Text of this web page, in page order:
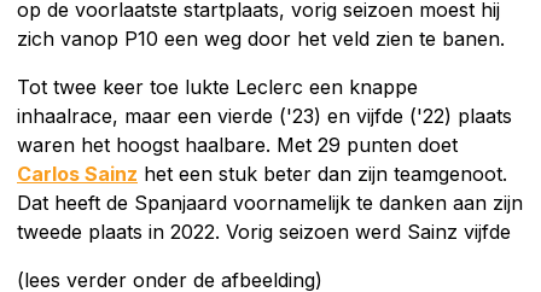
op de voorlaatste startplaats, vorig seizoen moest hij
zich vanop P10 een weg door het veld zien te banen.
Tot twee keer toe lukte Leclerc een knappe
inhaalrace, maar een vierde ('23) en vijfde ('22) plaats
waren het hoogst haalbare. Met 29 punten doet
Carlos Sainz het een stuk beter dan zijn teamgenoot.
Dat heeft de Spanjaard voornamelijk te danken aan zijn
tweede plaats in 2022. Vorig seizoen werd Sainz vijfde
(lees verder onder de afbeelding)